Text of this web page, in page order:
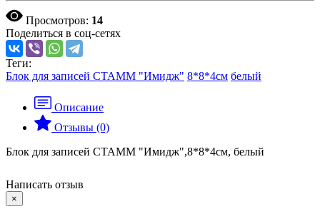
Просмотров: 14
Поделиться в соц-сетях
Теги:
Блок для записей СТАММ "Имидж" 8*8*4см белый
Описание
Отзывы (0)
Блок для записей СТАММ "Имидж",8*8*4см, белый
Написать отзыв
×